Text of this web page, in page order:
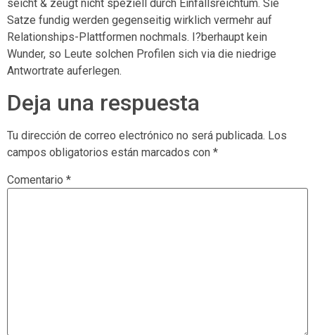
seicht & zeugt nicht speziell durch Einfallsreichtum. Sie
Satze fundig werden gegenseitig wirklich vermehr auf
Relationships-Plattformen nochmals. I?berhaupt kein
Wunder, so Leute solchen Profilen sich via die niedrige
Antwortrate auferlegen.
Deja una respuesta
Tu dirección de correo electrónico no será publicada. Los
campos obligatorios están marcados con *
Comentario *